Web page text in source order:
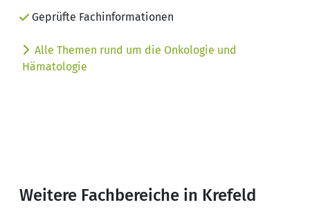
Geprüfte Fachinformationen
Alle Themen rund um die Onkologie und
Hämatologie
Weitere Fachbereiche in Krefeld